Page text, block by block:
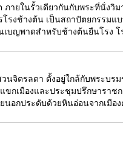
ยในรั้วเดียวกันกับพระที่นั่งวิม
รงช้างต้น เป็นสถาปัตยกรรมแ
บญพาดสำหรับช้างต้นยืนโรง
จิตรลดา ตั้งอยู่ใกล้กับพระบร
กเมืองและประชุมปรึกษาราช
อกประดับด้วยหินอ่อนจากเมือ